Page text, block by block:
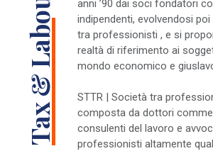
Tax & Labour
anni ’90 dai soci fondatori
indipendenti, evolvendosi
tra professionisti , e si
realtà di riferimento ai
mondo economico e
STTR | Società tra
composta da dottori
consulenti del lavoro e
professionisti altamente